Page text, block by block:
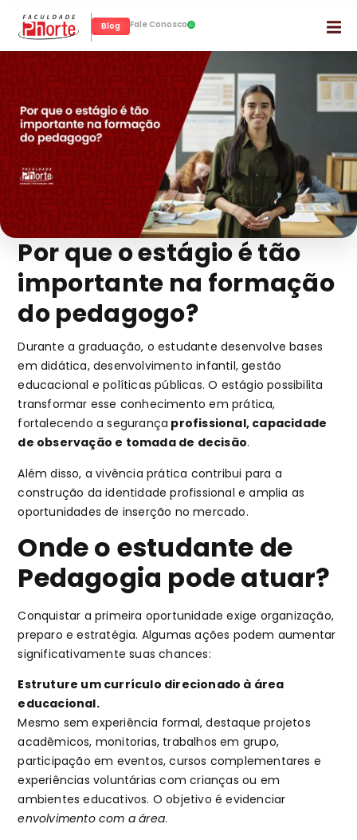
Blog Fale Conosco
Por que o estágio é tão
importante na formação
do pedagogo?
Durante a graduação, o estudante desenvolve bases
em didática, desenvolvimento infantil, gestão
educacional e políticas públicas. O estágio possibilita
transformar esse conhecimento em prática,
fortalecendo a segurança profissional, capacidade
de observação e tomada de decisão.
Além disso, a vivência prática contribui para a
construção da identidade profissional e amplia as
oportunidades de inserção no mercado.
Onde o estudante de
Pedagogia pode atuar?
Conquistar a primeira oportunidade exige organização,
preparo e estratégia. Algumas ações podem aumentar
significativamente suas chances:
Estruture um currículo direcionado à área
educacional.
Mesmo sem experiência formal, destaque projetos
acadêmicos, monitorias, trabalhos em grupo,
participação em eventos, cursos complementares e
experiências voluntárias com crianças ou em
ambientes educativos. O objetivo é evidenciar
envolvimento com a área.